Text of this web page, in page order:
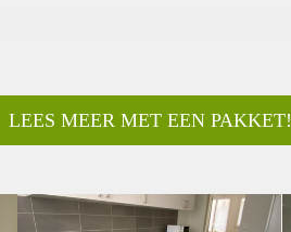
LEES MEER MET EEN PAKKET!